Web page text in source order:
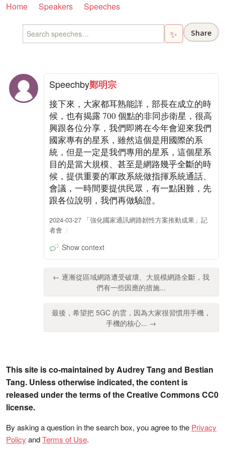
Home Speakers Speeches
✨ Share
Speechby鄭明宗
接下來，大家都耳熟能詳，部長在成立的時
候，也有揭露 700 個點的非同步衛星，很高
興跟各位分享，我們即將在今年會迎來我們
國家專有的星系，雖然這個是用國際的系
統，但是一定是我們專用的星系，這個星系
目的是當大規模、甚至是網路幾乎全斷的時
候，提供重要的軍政系統做指揮系統通話、
會議，一時間要提供民眾，有一點困難，先
跟各位說明，我們再做驗證。
2024-03-27 「強化國家通訊網路韌性方案推動成果」記
者會
Show context
← 逐漸從區域網路遭受破壞、大規模網路全斷，我
們有一些因應的措施...
最後，希望把 5GC 的雲，因為大家很習慣用手機，
手機的核心... →
This site is co-maintained by Audrey Tang and Bestian
Tang. Unless otherwise indicated, the content is
released under the terms of the Creative Commons CC0
license.
By asking a question in the search box, you agree to the Privacy
Policy andTerms of Use.